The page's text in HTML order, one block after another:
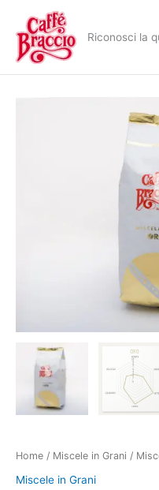
contenuto
Riconosci la
Home / Miscele in Grani /
Miscele in Grani